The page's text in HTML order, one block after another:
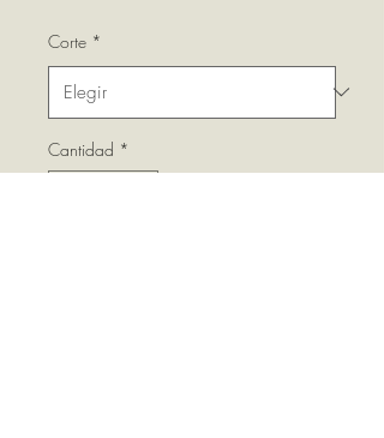
por
1000
Corte *
Cantidad *